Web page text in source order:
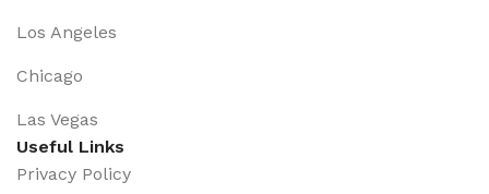
Los Angeles
Chicago
Las Vegas
Useful Links
Privacy Policy